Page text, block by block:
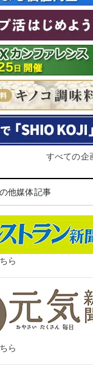
すべての企
他媒体記事
ら
ら